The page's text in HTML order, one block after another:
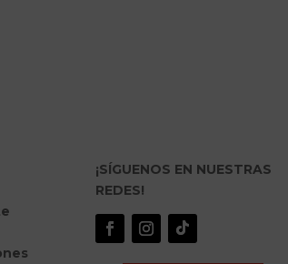
¡SÍGUENOS EN NUESTRAS
REDES!